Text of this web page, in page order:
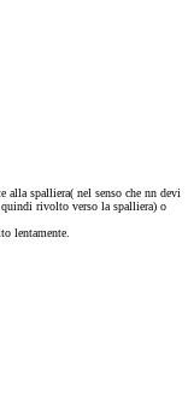
spalliera( nel senso che nn devi
quindi rivolto verso la spalliera) o
lentamente.